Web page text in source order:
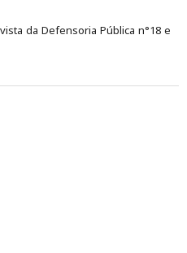
da Defensoria Pública n°18 e